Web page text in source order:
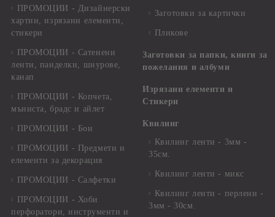
ПРОМОЦИИ - Дизайнерски
хартии, изрязани елементи,
стикери
ПРОМОЦИИ - Сатенени
ленти, панделки, шнурове,
канап
ПРОМОЦИИ - Копчета,
мъниста, брадс и айлет
ПРОМОЦИИ - Бои
ПРОМОЦИИ - Предмети и
елементи за декорация
ПРОМОЦИИ - Салфетки
ПРОМОЦИИ - Хоби
перфоратори, инструменти и
Заготовки за картички
Пликове
Заготовки за папки, книги за
пожелания и албуми
Изрязани елементи и
Стикери
Квилинг
Квилинг ленти - 3мм -
35см.
Квилинг ленти - микс
Квилинг ленти - перлени -
3мм - 30см.